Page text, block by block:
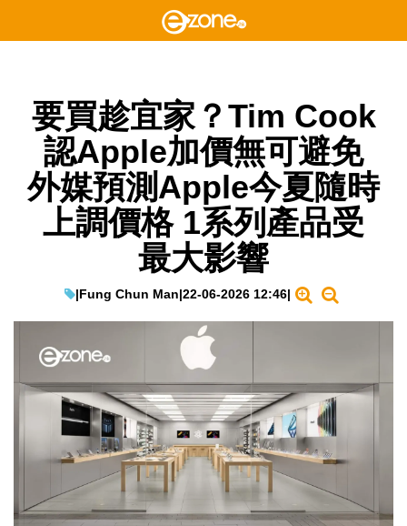
要買趁宜家？Tim Cook
認Apple加價無可避免
外媒預測Apple今夏隨時
上調價格 1系列產品受
最大影響
|Fung Chun Man|22-06-2026 12:46|